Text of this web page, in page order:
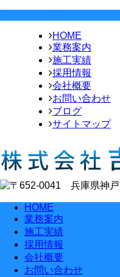
HOME
業務案内
施工実績
採用情報
会社概要
お問い合わせ
ブログ
サイトマップ
HOME
業務案内
施工実績
採用情報
会社概要
お問い合わせ